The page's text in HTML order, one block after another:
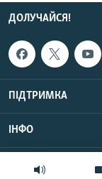
ДОЛУЧАЙСЯ!
ПІДТРИМКА
ІНФО